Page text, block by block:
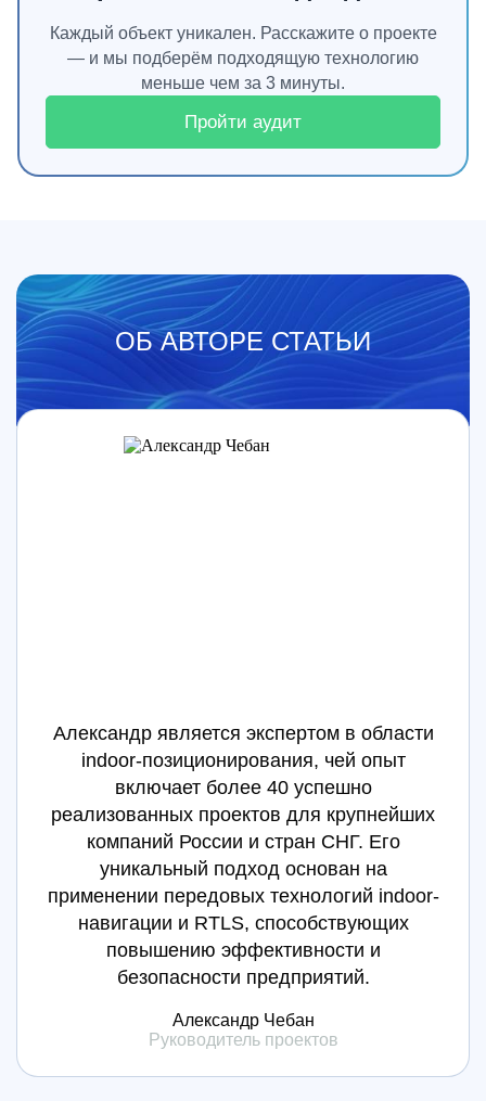
Каждый объект уникален. Расскажите о проекте
— и мы подберём подходящую технологию
меньше чем за 3 минуты.
Пройти аудит
ОБ АВТОРЕ СТАТЬИ
Александр является экспертом в области
indoor-позиционирования, чей опыт
включает более 40 успешно
реализованных проектов для крупнейших
компаний России и стран СНГ. Его
уникальный подход основан на
применении передовых технологий indoor-
навигации и RTLS, способствующих
повышению эффективности и
безопасности предприятий.
Александр Чебан
Руководитель проектов